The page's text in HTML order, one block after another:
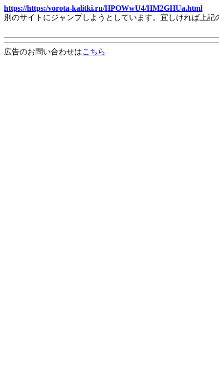
https://https:/vorota-kalitki.ru/HPOWwU4/HM2GHUa.html
別のサイトにジャンプしようとしています。宜しければ上
広告のお問い合わせはこちら